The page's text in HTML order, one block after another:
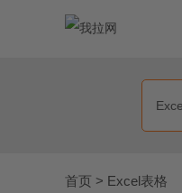
首页 > Excel表格